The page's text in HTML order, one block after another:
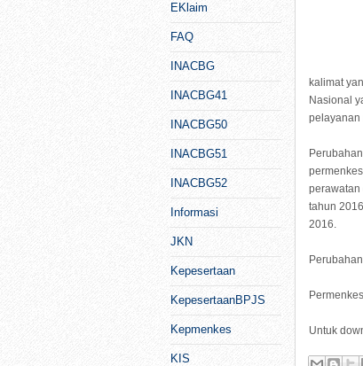
EKlaim
FAQ
INACBG
INACBG41
INACBG50
INACBG51
INACBG52
Informasi
JKN
Kepesertaan
KepesertaanBPJS
Kepmenkes
KIS
kalimat
Nasional
pelayanan
perawatan
tahun
2016.
Untuk